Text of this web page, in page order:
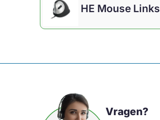
HE Mouse Links
Vragen?